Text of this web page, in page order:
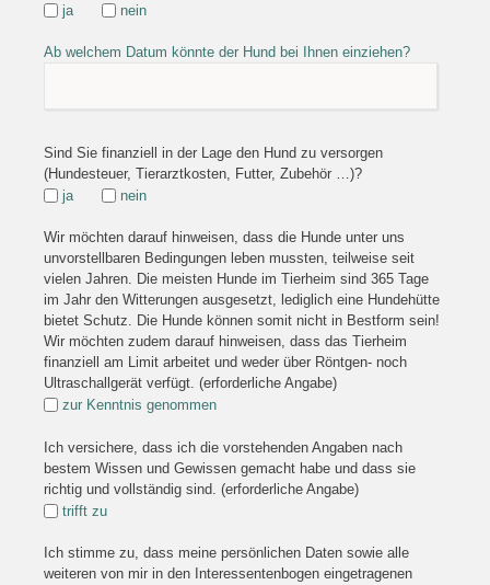
ja
nein
Ab welchem Datum könnte der Hund bei Ihnen einziehen?
Sind Sie finanziell in der Lage den Hund zu versorgen
(Hundesteuer, Tierarztkosten, Futter, Zubehör …)?
ja
nein
Wir möchten darauf hinweisen, dass die Hunde unter uns
unvorstellbaren Bedingungen leben mussten, teilweise seit
vielen Jahren. Die meisten Hunde im Tierheim sind 365 Tage
im Jahr den Witterungen ausgesetzt, lediglich eine Hundehütte
bietet Schutz. Die Hunde können somit nicht in Bestform sein!
Wir möchten zudem darauf hinweisen, dass das Tierheim
finanziell am Limit arbeitet und weder über Röntgen- noch
Ultraschallgerät verfügt. (erforderliche Angabe)
zur Kenntnis genommen
Ich versichere, dass ich die vorstehenden Angaben nach
bestem Wissen und Gewissen gemacht habe und dass sie
richtig und vollständig sind. (erforderliche Angabe)
trifft zu
Ich stimme zu, dass meine persönlichen Daten sowie alle
weiteren von mir in den Interessentenbogen eingetragenen